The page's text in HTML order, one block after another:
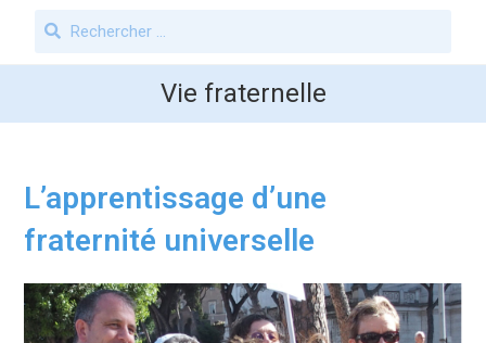
Vie fraternelle
L’apprentissage d’une
fraternité universelle